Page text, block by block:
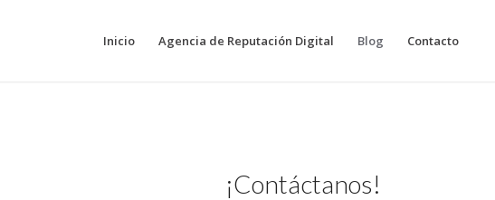
Inicio Agencia de Reputación Digital Blog Contacto
¡Contáctanos!